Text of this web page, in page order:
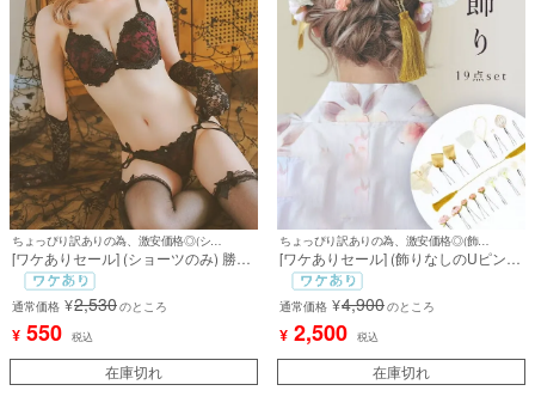
[ワケありセール] (ショーツのみ) 勝負
下着 ゴージャスフラワー刺繍レース
ショーツ
通常価格 ¥2,530のところ
¥ 550 税込
在庫切れ
ちょっぴり訳ありの為、激安価格◎(飾りなしのUピン1本なし)
[ワケありセール] (飾りなしのUピン1
本なし) [浴衣小物] 髪飾り 水引タッセ
ルロープ付き胡蝶蘭浴衣ヘアアクセサ
リー18点セット (Aセット/Bセット)
通常価格 ¥4,900のところ
¥ 2,500 税込
在庫切れ